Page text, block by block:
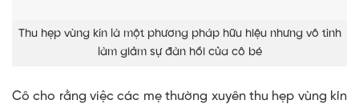
Thu hẹp vùng kín là một phương pháp hữu hiệu nhưng vô tình
làm giảm sự đàn hồi của cô bé
Cô cho rằng việc các mẹ thường xuyên thu hẹp vùng kín